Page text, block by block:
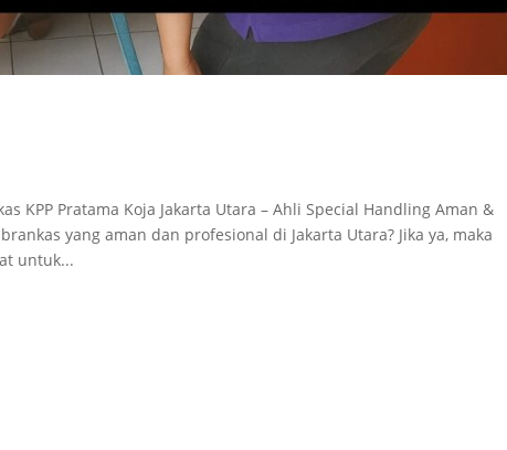
KPP Pratama Koja Jakarta Utara – Ahli Special Handling Aman &
yang aman dan profesional di Jakarta Utara? Jika ya, maka
untuk...